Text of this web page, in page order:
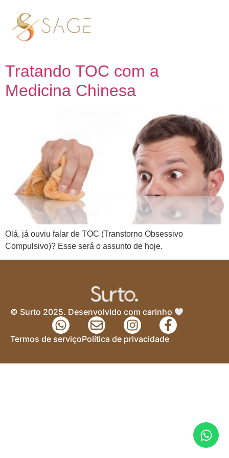
Tag: Medicina Chinesa
e TOC
Tratando TOC com a
Medicina Chinesa
Olá, já ouviu falar de TOC (Transtorno Obsessivo
Compulsivo)? Esse será o assunto de hoje.
© Surto 2025. Desenvolvido com carinho
Termos de serviçoPolítica de privacidade